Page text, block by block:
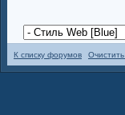
К списку форумов